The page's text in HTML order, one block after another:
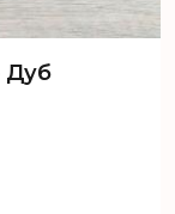
Дуб